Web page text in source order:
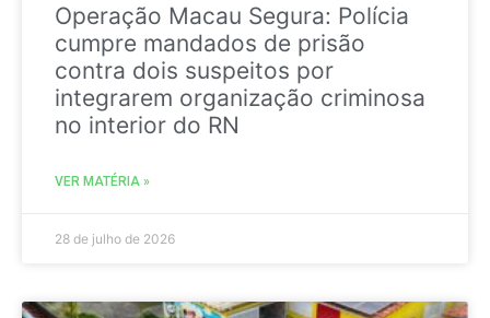
Operação Macau Segura: Polícia
cumpre mandados de prisão
contra dois suspeitos por
integrarem organização criminosa
no interior do RN
VER MATÉRIA »
28 de julho de 2026